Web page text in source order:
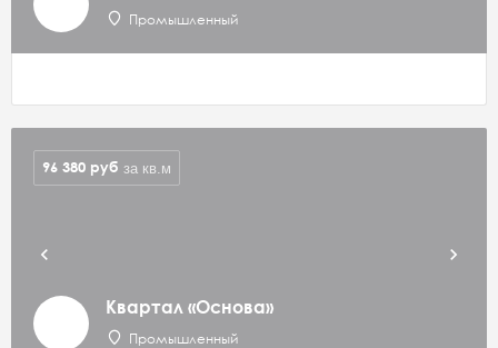
Промышленный
Квартал «Основа»
Промышленный
96 380 руб за кв.м